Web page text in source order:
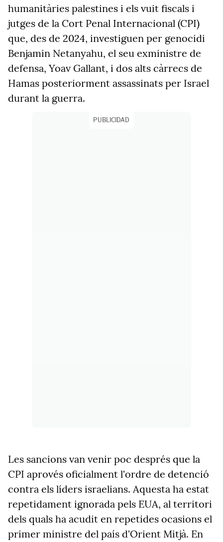
humanitàries palestines i els vuit fiscals i
jutges de la Cort Penal Internacional (CPI)
que, des de 2024, investiguen per genocidi
Benjamin Netanyahu, el seu exministre de
defensa, Yoav Gallant, i dos alts càrrecs de
Hamas posteriorment assassinats per Israel
durant la guerra.
PUBLICIDAD
Les sancions van venir poc després que la
CPI aprovés oficialment l'ordre de detenció
contra els líders israelians. Aquesta ha estat
repetidament ignorada pels EUA, al territori
dels quals ha acudit en repetides ocasions el
primer ministre del país d'Orient Mitjà. En